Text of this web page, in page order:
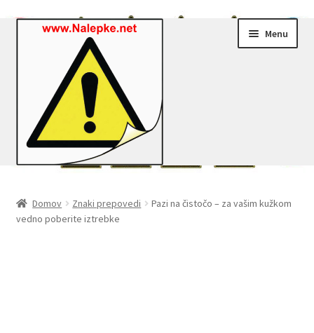
Menu
Moj profil
Domov Znaki prepovedi
Pazi na čistočo – za vašim kužkom
vedno poberite iztrebke